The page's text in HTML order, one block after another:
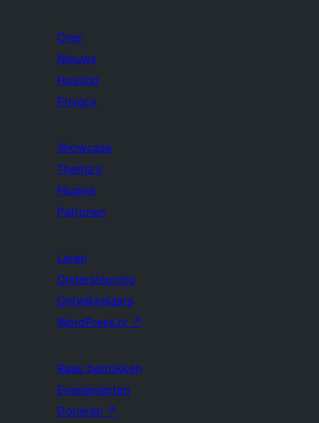
Over
Nieuws
Hosting
Privacy
Showcase
Thema's
Plugins
Patronen
Leren
Ondersteuning
Ontwikkelaars
WordPress.tv ↗
Raak betrokken
Evenementen
Doneren ↗